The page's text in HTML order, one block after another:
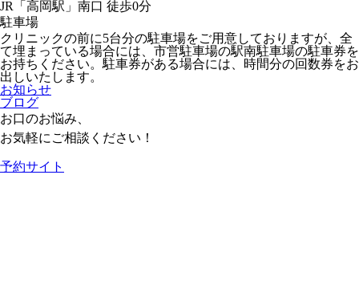
JR「高岡駅」南口 徒歩0分
駐車場
クリニックの前に5台分の駐車場をご用意しておりますが、全
て埋まっている場合には、市営駐車場の駅南駐車場の駐車券を
お持ちください。駐車券がある場合には、時間分の回数券をお
出しいたします。
お知らせ
ブログ
お口のお悩み、
お気軽にご相談ください！
予約サイト